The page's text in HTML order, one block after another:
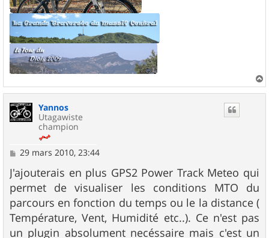
a
Yannos
Utagawiste
champion
M
s
s
a
g
e
29 mars 2010, 23:44
J'ajouterais en plus GPS2 Power Track Meteo qui
permet de visualiser les conditions MTO du
parcours en fonction du temps ou le la distance (
Température, Vent, Humidité etc..). Ce n'est pas
un plugin absolument necéssaire mais c'est un